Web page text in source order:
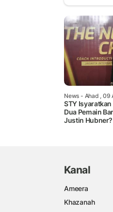
News - Ahad , 09
STY
Dua Pemain
Justin Hubner?
Kanal
Ameera
Khazanah